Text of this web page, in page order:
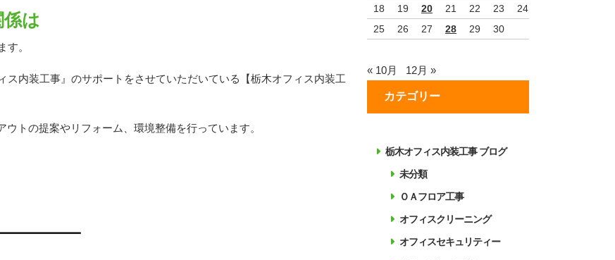
は
す。
内装工事』のサポートをさせていただいている【栃木オフィス内装工
トの提案やリフォーム、環境整備を行っています。
18
19 20 21 22 23
24
25
26 27 28 29 30
« 10月 12月 »
カテゴリー
栃木オフィス内装工事 ブログ
未分類
ＯＡフロア工事
オフィスクリーニング
オフィスセキュリティー